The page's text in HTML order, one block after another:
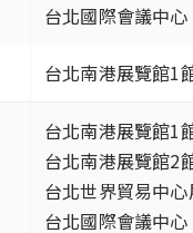
台北國際會議中心
台北南港展覽館1
台北南港展覽館1
台北南港展覽館2
台北世界貿易中
台北國際會議中心